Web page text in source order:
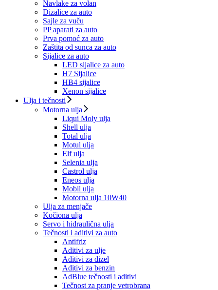
Navlake za volan
Dizalice za auto
Sajle za vuču
PP aparati za auto
Prva pomoć za auto
Zaštita od sunca za auto
Sijalice za auto
LED sijalice za auto
H7 Sijalice
HB4 sijalice
Xenon sijalice
Ulja i tečnosti
Motorna ulja
Liqui Moly ulja
Shell ulja
Total ulja
Motul ulja
Elf ulja
Selenia ulja
Castrol ulja
Eneos ulja
Mobil ulja
Motorna ulja 10W40
Ulja za menjače
Kočiona ulja
Servo i hidraulična ulja
Tečnosti i aditivi za auto
Antifriz
Aditivi za ulje
Aditivi za dizel
Aditivi za benzin
AdBlue tečnosti i aditivi
Tečnost za pranje vetrobrana